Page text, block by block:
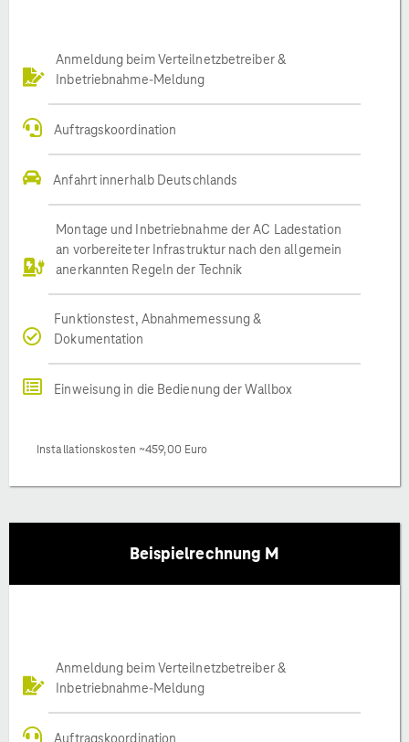
Anmeldung beim Verteilnetzbetreiber &
Inbetriebnahme-Meldung
Auftragskoordination
Anfahrt innerhalb Deutschlands
Montage und Inbetriebnahme der AC Ladestation
an vorbereiteter Infrastruktur nach den allgemein
anerkannten Regeln der Technik
Funktionstest, Abnahmemessung &
Dokumentation
Einweisung in die Bedienung der Wallbox
Installationskosten ~459,00 Euro
Beispielrechnung M
Anmeldung beim Verteilnetzbetreiber &
Inbetriebnahme-Meldung
Auftragskoordination